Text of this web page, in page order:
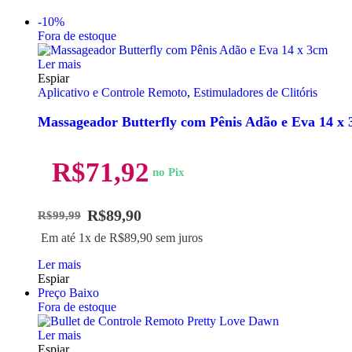
-10%
Fora de estoque
Ler mais
Espiar
Aplicativo e Controle Remoto, Estimuladores de Clitóris
Massageador Butterfly com Pênis Adão e Eva 14 x
R$99,99 R$89,90
Em até 1x de R$89,90 sem juros
R$71,92 no Pix
Ler mais
Espiar
Preço Baixo
Fora de estoque
Ler mais
Espiar